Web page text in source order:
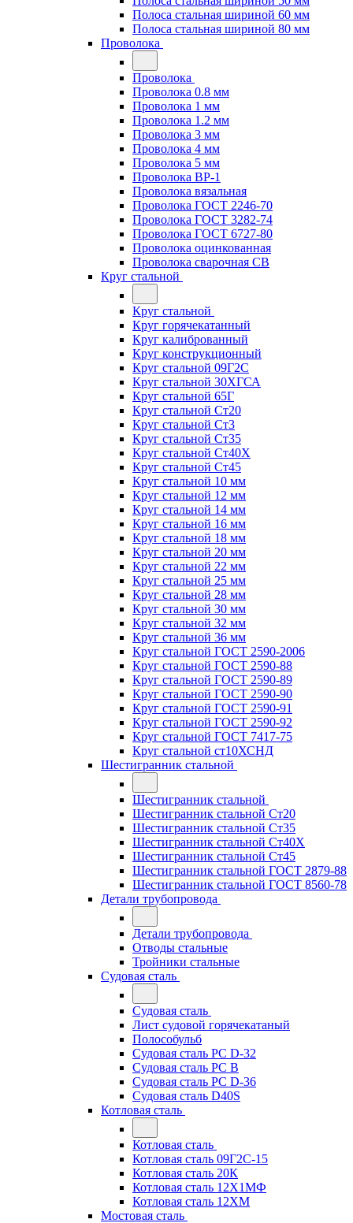
Полоса стальная шириной 60 мм
Полоса стальная шириной 80 мм
Проволока
Проволока
Проволока 0.8 мм
Проволока 1 мм
Проволока 1.2 мм
Проволока 3 мм
Проволока 4 мм
Проволока 5 мм
Проволока ВР-1
Проволока вязальная
Проволока ГОСТ 2246-70
Проволока ГОСТ 3282-74
Проволока ГОСТ 6727-80
Проволока оцинкованная
Проволока сварочная СВ
Круг стальной
Круг стальной
Круг горячекатанный
Круг калиброванный
Круг конструкционный
Круг стальной 09Г2С
Круг стальной 30ХГСА
Круг стальной 65Г
Круг стальной Ст20
Круг стальной Ст3
Круг стальной Ст35
Круг стальной Ст40Х
Круг стальной Ст45
Круг стальной 10 мм
Круг стальной 12 мм
Круг стальной 14 мм
Круг стальной 16 мм
Круг стальной 18 мм
Круг стальной 20 мм
Круг стальной 22 мм
Круг стальной 25 мм
Круг стальной 28 мм
Круг стальной 30 мм
Круг стальной 32 мм
Круг стальной 36 мм
Круг стальной ГОСТ 2590-2006
Круг стальной ГОСТ 2590-88
Круг стальной ГОСТ 2590-89
Круг стальной ГОСТ 2590-90
Круг стальной ГОСТ 2590-91
Круг стальной ГОСТ 2590-92
Круг стальной ГОСТ 7417-75
Круг стальной ст10ХСНД
Шестигранник стальной
Шестигранник стальной
Шестигранник стальной Ст20
Шестигранник стальной Ст35
Шестигранник стальной Ст40Х
Шестигранник стальной Ст45
Шестигранник стальной ГОСТ 2879-88
Шестигранник стальной ГОСТ 8560-78
Детали трубопровода
Детали трубопровода
Отводы стальные
Тройники стальные
Судовая сталь
Судовая сталь
Лист судовой горячекатаный
Полособульб
Судовая сталь РС D-32
Судовая сталь РС В
Судовая сталь РС D-36
Судовая сталь D40S
Котловая сталь
Котловая сталь
Котловая сталь 09Г2С-15
Котловая сталь 20К
Котловая сталь 12Х1МФ
Котловая сталь 12ХМ
Мостовая сталь